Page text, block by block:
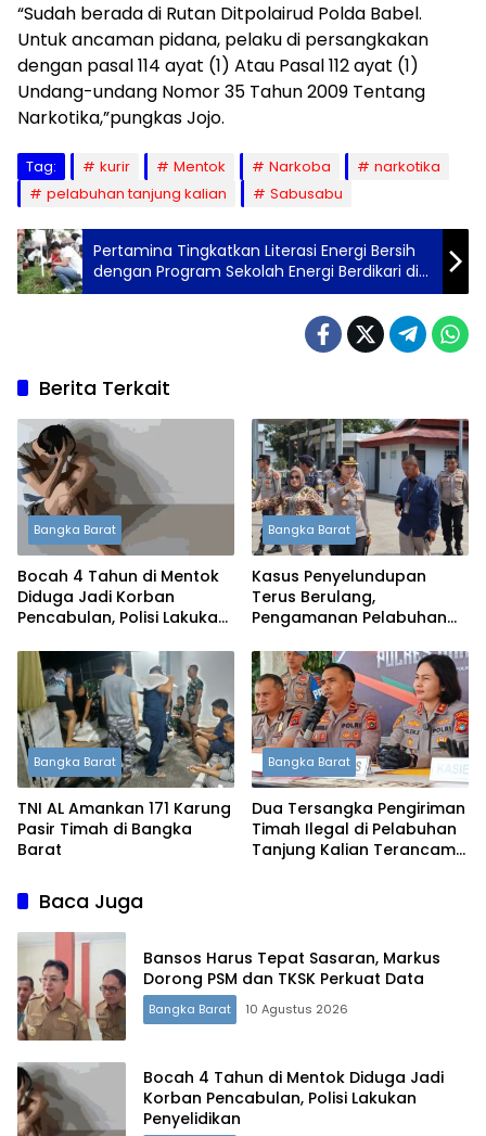
“Sudah berada di Rutan Ditpolairud Polda Babel.
Untuk ancaman pidana, pelaku di persangkakan
dengan pasal 114 ayat (1) Atau Pasal 112 ayat (1)
Undang-undang Nomor 35 Tahun 2009 Tentang
Narkotika,”pungkas Jojo.
Tag: kurir Mentok Narkoba
narkotika
pelabuhan tanjung kalian
Sabusabu
Pertamina Tingkatkan Literasi Energi Bersih
dengan Program Sekolah Energi Berdikari di
SMA Negeri 14 Palembang
Berita Terkait
Bangka Barat
Bocah 4 Tahun di Mentok
Diduga Jadi Korban
Pencabulan, Polisi Lakukan
Bangka Barat
Kasus Penyelundupan
Terus Berulang,
Pengamanan Pelabuhan
Diperketat
Bangka Barat
TNI AL Amankan 171 Karung
Pasir Timah di Bangka
Barat
Bangka Barat
Dua Tersangka Pengiriman
Timah Ilegal di Pelabuhan
Tanjung Kalian Terancam
Baca Juga
Bansos Harus Tepat Sasaran, Markus
Dorong PSM dan TKSK Perkuat Data
Bangka Barat 10 Agustus 2026
Bocah 4 Tahun di Mentok Diduga Jadi
Korban Pencabulan, Polisi Lakukan
Penyelidikan